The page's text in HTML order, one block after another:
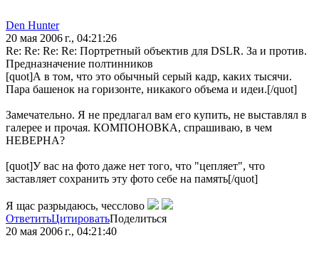
Den Hunter
20 мая 2006 г., 04:21:26
Re: Re: Re: Re: Портретный объектив для DSLR. За и против.
Предназначение полтинников
[quot]А в том, что это обычный серый кадр, каких тысячи.
Пара башенок на горизонте, никакого объема и идеи.[/quot]
Замечательно. Я не предлагал вам его купить, не выставлял в
галерее и прочая. КОМПОНОВКА, спрашиваю, в чем
НЕВЕРНА?
[quot]У вас на фото даже нет того, что "цепляет", что
заставляет сохранить эту фото себе на память[/quot]
Я щас разрыдаюсь, чесслово
ОтветитьЦитироватьПоделиться
20 мая 2006 г., 04:21:40